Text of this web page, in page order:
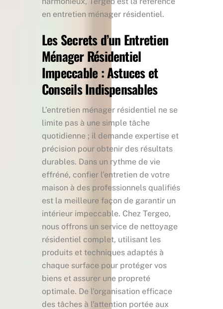
en entretien ménager résidentiel.
Les Secrets d’un Entretien
Ménager Résidentiel
Impeccable : Astuces et
Conseils Indispensables
L’entretien ménager résidentiel ne se
limite pas à une simple tâche
quotidienne ; il demande expertise et
précision pour obtenir des résultats
durables. Dans un rythme de vie
effréné, confier l’entretien de votre
maison à des professionnels qualifiés
est la meilleure façon de garantir un
intérieur impeccable. Chez Tergeo,
nous offrons un service de nettoyage
résidentiel complet, utilisant les
produits et techniques adaptés à
chaque surface pour protéger vos
biens et assurer une propreté
optimale. De l’organisation efficace
des tâches à l’attention portée aux